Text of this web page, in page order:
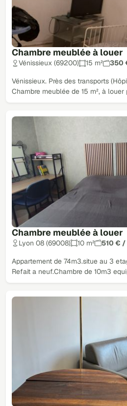
Chambre meublée à louer
Vénissieux (69200) 15 m² 350
Vénissieux. Près des transports
Chambre meublée de 15 m², à
Chambre meublée à louer
Lyon 08 (69008) 10 m² 510 €
Appartement de 74m3.situe au 3
Refait a neuf.Chambre de 10m3